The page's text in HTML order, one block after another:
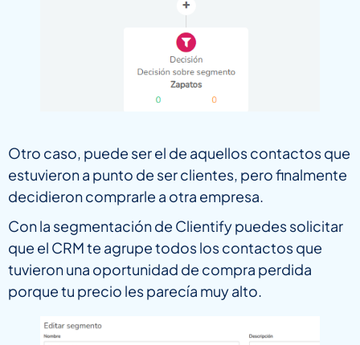
Otro caso, puede ser el de aquellos contactos que
estuvieron a punto de ser clientes, pero finalmente
decidieron comprarle a otra empresa.
Con la segmentación de Clientify puedes solicitar
que el CRM te agrupe todos los contactos que
tuvieron una oportunidad de compra perdida
porque tu precio les parecía muy alto.